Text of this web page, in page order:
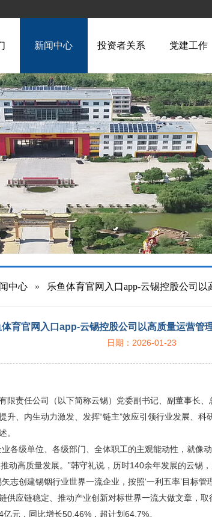
新闻中心 投资者关系 党建工作
中心» 乐鱼体育官网入口app-云锡控股公司
体育官网入口app-云锡控股公司以高质量运营管
日期：2026-01-23
限责任公司（以下简称云锡）党委副书记、副董事长
升、内生动力激发、发挥“链主”效应引领行业发展、
。
各级单位、各级部门、全体职工的主观能动性，就像
动高质量发展。”韩守礼说，历时140余年发展的云锡
志创建锡铟行业世界一流企业，按照‘一利五率’目标
供应链稳定、推动产业创新对标世界一流大做文章，
元，同比增长50.46%，超计划64.7%。